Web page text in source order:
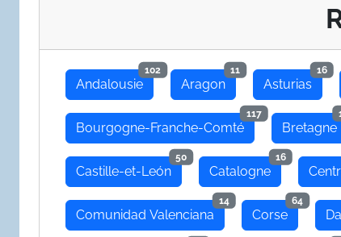
Andalousie
102
Aragon
11
Asturias
16
Bourgogne-Franche-Comté
117
Bretagne
Castille-et-León
50
Catalogne
16
Comunidad Valenciana
14
Corse
64